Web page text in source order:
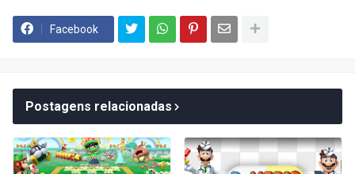
Facebook
Postagens relacionadas